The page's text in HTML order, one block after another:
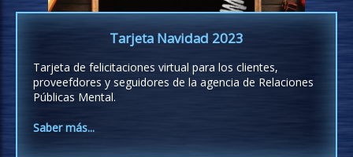
Tarjeta Navidad 2023
Tarjeta de felicitaciones virtual para los clientes,
proveefdores y seguidores de la agencia de Relaciones
Públicas Mental.
Saber más...